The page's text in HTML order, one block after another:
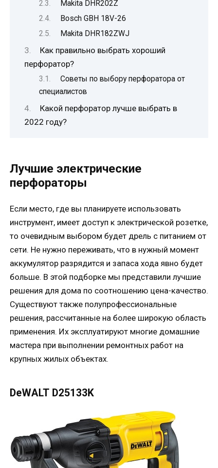
Makita DHR202Z
Bosch GBH 18V-26
Makita DHR182ZWJ
Как правильно выбрать хороший
перфоратор?
Советы по выбору перфоратора от
специалистов
Какой перфоратор лучше выбрать в
2022 году?
Лучшие электрические
перфораторы
Если место, где вы планируете использовать
инструмент, имеет доступ к электрической розетке,
то очевидным выбором будет дрель с питанием от
сети. Не нужно переживать, что в нужный момент
аккумулятор разрядится и запаса хода явно будет
больше. В этой подборке мы представили лучшие
решения для дома по соотношению цена-качество.
Существуют также полупрофессиональные
решения, рассчитанные на более широкую область
применения. Их эксплуатируют многие домашние
мастера при выполнении ремонтных работ на
крупных жилых объектах.
DeWALT D25133K